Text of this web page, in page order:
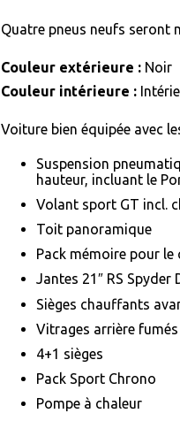
Quatre pneus neufs seront
Couleur extérieure : Noir
Couleur intérieure :
Voiture bien équipée avec
Suspension
hauteur, incluant le
Volant sport GT incl.
Toit panoramique
Pack mémoire pour
Jantes 21″ RS
Sièges chauffants
Vitrages arrière fumés
4+1 sièges
Pack Sport Chrono
Pompe à chaleur